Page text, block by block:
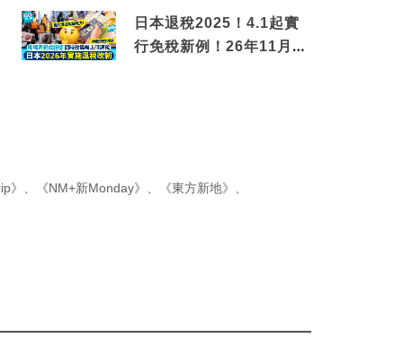
日本退稅2025！4.1起實
行免稅新例！26年11月
》 、 《NM+新Monday》 、 《東方新地》 、